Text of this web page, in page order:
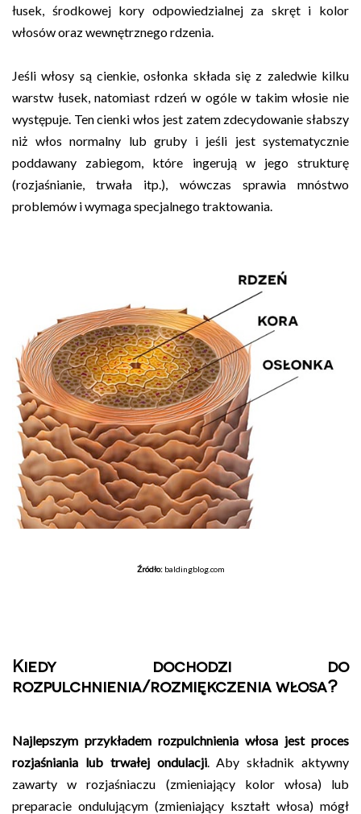
łusek, środkowej kory odpowiedzialnej za skręt i kolor
włosów oraz wewnętrznego rdzenia.
Jeśli włosy są cienkie, osłonka składa się z zaledwie kilku
warstw łusek, natomiast rdzeń w ogóle w takim włosie nie
występuje. Ten cienki włos jest zatem zdecydowanie słabszy
niż włos normalny lub gruby i jeśli jest systematycznie
poddawany zabiegom, które ingerują w jego strukturę
(rozjaśnianie, trwała itp.), wówczas sprawia mnóstwo
problemów i wymaga specjalnego traktowania.
Źródło: baldingblog.com
Kiedy dochodzi do
rozpulchnienia/rozmiękczenia włosa?
Najlepszym przykładem rozpulchnienia włosa jest proces
rozjaśniania lub trwałej ondulacji. Aby składnik aktywny
zawarty w rozjaśniaczu (zmieniający kolor włosa) lub
preparacie ondulującym (zmieniający kształt włosa) mógł